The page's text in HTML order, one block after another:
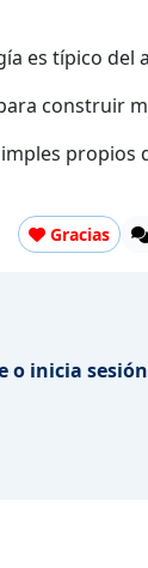
es típico del
construir
propios
Gracias
o inicia